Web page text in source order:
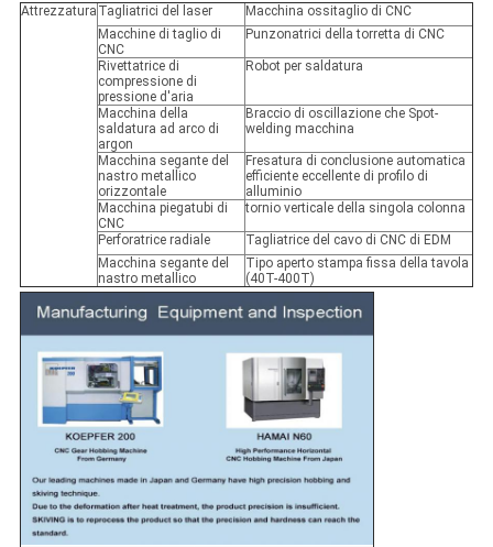
Attrezzatura Tagliatrici del laser
Macchina ossitaglio di CNC
Macchine di taglio di
CNC
Punzonatrici della torretta di CNC
Rivettatrice di
compressione di
pressione d'aria
Robot per saldatura
Macchina della
saldatura ad arco di
argon
Braccio di oscillazione che Spot-
welding macchina
Macchina segante del
nastro metallico
orizzontale
Fresatura di conclusione automatica
efficiente eccellente di profilo di
alluminio
Macchina piegatubi di
CNC
tornio verticale della singola colonna
Perforatrice radiale
Tagliatrice del cavo di CNC di EDM
Macchina segante del
nastro metallico
Tipo aperto stampa fissa della tavola
(40T-400T)